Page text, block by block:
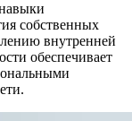
собственных
внутренней
обеспечивает